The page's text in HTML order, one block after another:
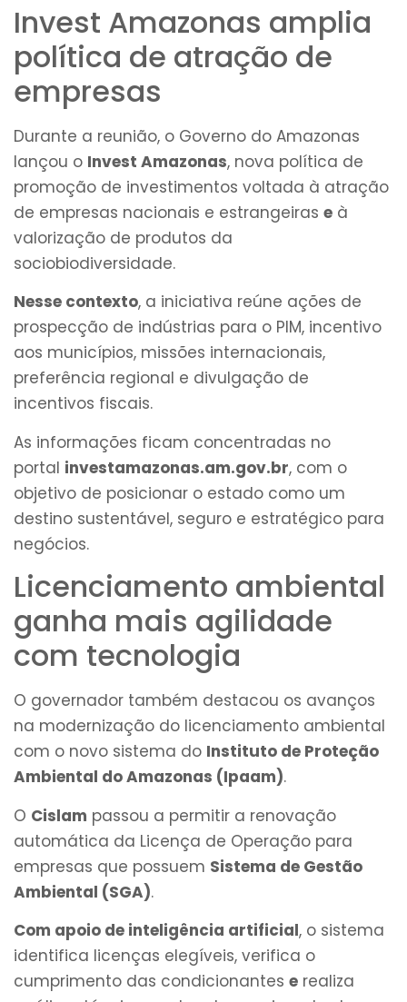
Invest Amazonas amplia
política de atração de
empresas
Durante a reunião, o Governo do Amazonas
lançou o Invest Amazonas, nova política de
promoção de investimentos voltada à atração
de empresas nacionais e estrangeiras e à
valorização de produtos da
sociobiodiversidade.
Nesse contexto, a iniciativa reúne ações de
prospecção de indústrias para o PIM, incentivo
aos municípios, missões internacionais,
preferência regional e divulgação de
incentivos fiscais.
As informações ficam concentradas no
portal investamazonas.am.gov.br, com o
objetivo de posicionar o estado como um
destino sustentável, seguro e estratégico para
negócios.
Licenciamento ambiental
ganha mais agilidade
com tecnologia
O governador também destacou os avanços
na modernização do licenciamento ambiental
com o novo sistema do Instituto de Proteção
Ambiental do Amazonas (Ipaam).
O Cislam passou a permitir a renovação
automática da Licença de Operação para
empresas que possuem Sistema de Gestão
Ambiental (SGA).
Com apoio de inteligência artificial, o sistema
identifica licenças elegíveis, verifica o
cumprimento das condicionantes e realiza